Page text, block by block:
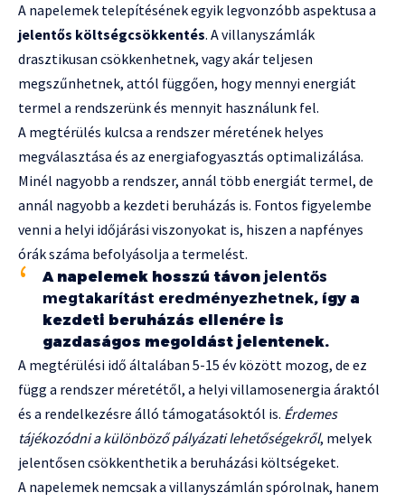
A napelemek telepítésének egyik legvonzóbb aspektusa a
jelentős költségcsökkentés. A villanyszámlák
drasztikusan csökkenhetnek, vagy akár teljesen
megszűnhetnek, attól függően, hogy mennyi energiát
termel a rendszerünk és mennyit használunk fel.
A megtérülés kulcsa a rendszer méretének helyes
megválasztása és az energiafogyasztás optimalizálása.
Minél nagyobb a rendszer, annál több energiát termel, de
annál nagyobb a kezdeti beruházás is. Fontos figyelembe
venni a helyi időjárási viszonyokat is, hiszen a napfényes
órák száma befolyásolja a termelést.
A napelemek hosszú távon jelentős
megtakarítást eredményezhetnek, így a
kezdeti beruházás ellenére is
gazdaságos megoldást jelentenek.
A megtérülési idő általában 5-15 év között mozog, de ez
függ a rendszer méretétől, a helyi villamosenergia áraktól
és a rendelkezésre álló támogatásoktól is. Érdemes
tájékozódni a különböző pályázati lehetőségekről, melyek
jelentősen csökkenthetik a beruházási költségeket.
A napelemek nemcsak a villanyszámlán spórolnak, hanem